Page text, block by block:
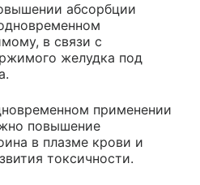
абсорбции
в связи с
желудка под
применении
повышение
в плазме крови и
токсичности.